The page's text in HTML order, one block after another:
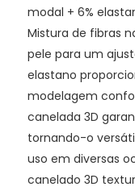
modal + 6%
Mistura de fibras
pele para um
elastano
modelagem
canelada 3D
tornando-o
uso em diversas
canelado 3D